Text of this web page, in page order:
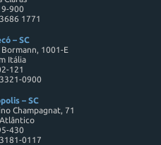
900
1771
– SC
Bormann, 1001-E
Itália
121
0900
– SC
Champagnat, 71
430
0117